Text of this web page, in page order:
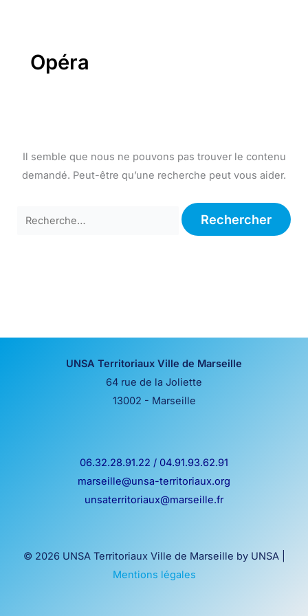
Opéra
Il semble que nous ne pouvons pas trouver le contenu
demandé. Peut-être qu’une recherche peut vous aider.
UNSA Territoriaux Ville de Marseille
64 rue de la Joliette
13002 - Marseille
06.32.28.91.22 / 04.91.93.62.91
marseille@unsa-territoriaux.org
unsaterritoriaux@marseille.fr
© 2026 UNSA Territoriaux Ville de Marseille by UNSA |
Mentions légales